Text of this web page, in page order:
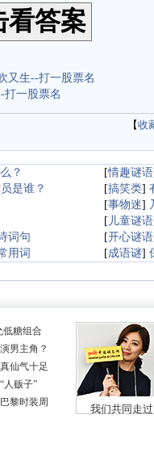
又生--打一股票名
打一股票名
【收
？ [情趣谜语
是谁？ [搞笑类]
[事物迷]
[ 儿童谜语
词句 [开心谜语
用词 [成语谜]